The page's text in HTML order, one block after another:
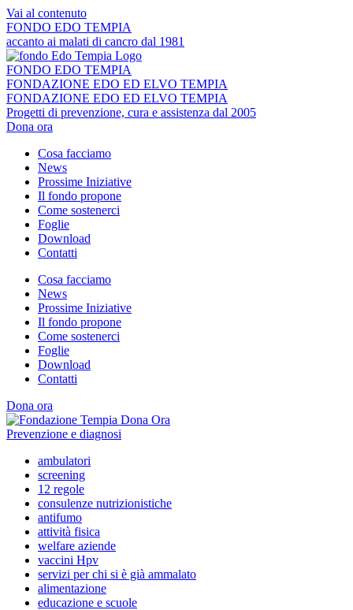
Vai al contenuto
FONDO EDO TEMPIA
accanto ai malati di cancro dal 1981
FONDO EDO TEMPIA
FONDAZIONE EDO ED ELVO TEMPIA
FONDAZIONE EDO ED ELVO TEMPIA
Progetti di prevenzione, cura e assistenza dal 2005
Dona ora
Cosa facciamo
News
Prossime Iniziative
Il fondo propone
Come sostenerci
Foglie
Download
Contatti
Cosa facciamo
News
Prossime Iniziative
Il fondo propone
Come sostenerci
Foglie
Download
Contatti
Dona ora
Prevenzione e diagnosi
ambulatori
screening
12 regole
consulenze nutrizionistiche
antifumo
attività fisica
welfare aziende
vaccini Hpv
servizi per chi si è già ammalato
alimentazione
educazione e scuole